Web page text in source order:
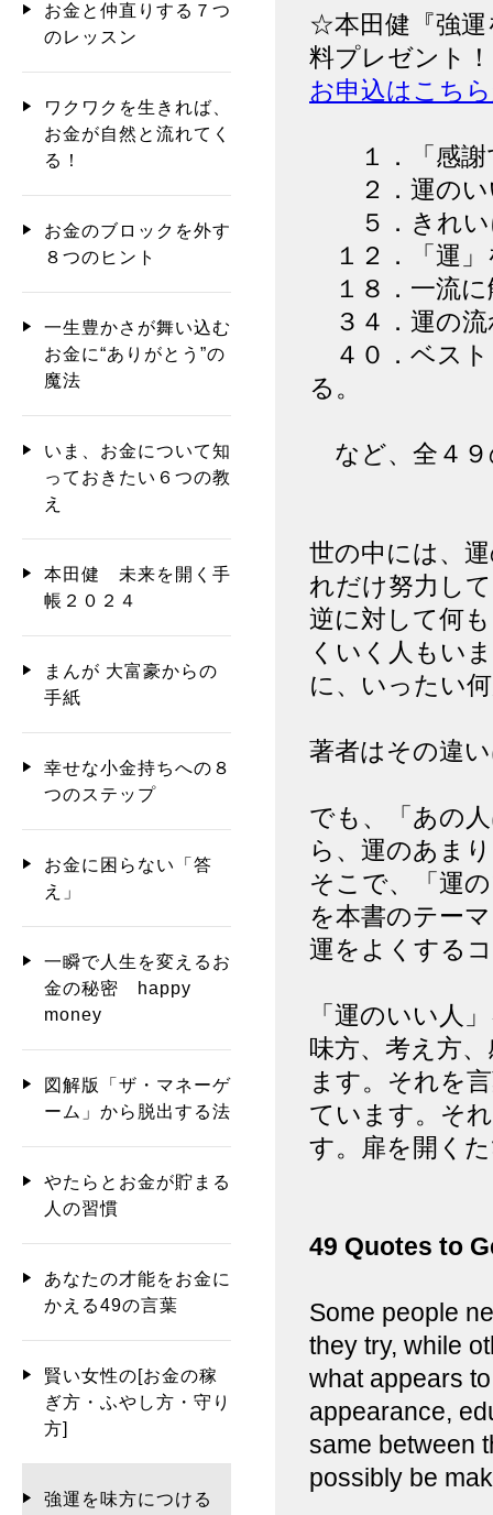
☆本田健『強運
料プレゼント！
お申込はこち
１．「感謝
２．運のい
５．きれい
１２．「運」
１８．一流に
３４．運の流
４０．ベスト
る。
など、全４９
世の中には、
れだけ努力し
逆に対して何
くいく人もい
に、いったい
著者はその違
でも、「あの
ら、運のあま
そこで、「運
を本書のテー
運をよくする
「運のいい人
味方、考え方
ます。それを
ています。そ
す。扉を開く
49 Quotes to
Some people
they try, while
what appears
appearance,
same between
possibly be
お金と仲直りする７つ
のレッスン
ワクワクを生きれば、
お金が自然と流れてく
る！
お金のブロックを外す
８つのヒント
一生豊かさが舞い込む
お金に“ありがとう”の
魔法
いま、お金について知
っておきたい６つの教
え
本田健 未来を開く手
帳２０２４
まんが 大富豪からの
手紙
幸せな小金持ちへの８
つのステップ
お金に困らない「答
え」
一瞬で人生を変えるお
金の秘密 happy
money
図解版「ザ・マネーゲ
ーム」から脱出する法
やたらとお金が貯まる
人の習慣
あなたの才能をお金に
かえる49の言葉
賢い女性の[お金の稼
ぎ方・ふやし方・守り
方]
強運を味方につける